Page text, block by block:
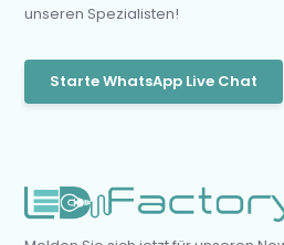
unseren Spezialisten!
Starte WhatsApp Live Chat